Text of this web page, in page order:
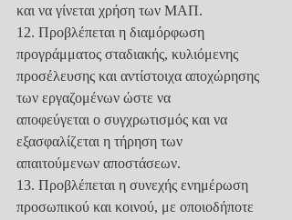
και να γίνεται χρήση των ΜΑΠ.
12. Προβλέπεται η διαμόρφωση
προγράμματος σταδιακής, κυλιόμενης
προσέλευσης και αντίστοιχα αποχώρησης
των εργαζομένων ώστε να
αποφεύγεται ο συγχρωτισμός και να
εξασφαλίζεται η τήρηση των
απαιτούμενων αποστάσεων.
13. Προβλέπεται η συνεχής ενημέρωση
προσωπικού και κοινού, με οποιοδήποτε